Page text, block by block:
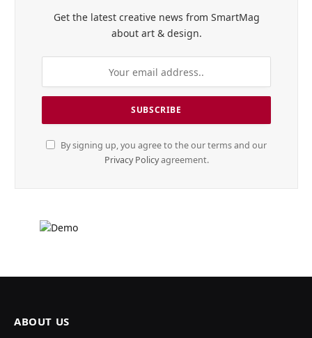
Get the latest creative news from SmartMag
about art & design.
By signing up, you agree to the our terms and our
Privacy Policyagreement.
ABOUT US